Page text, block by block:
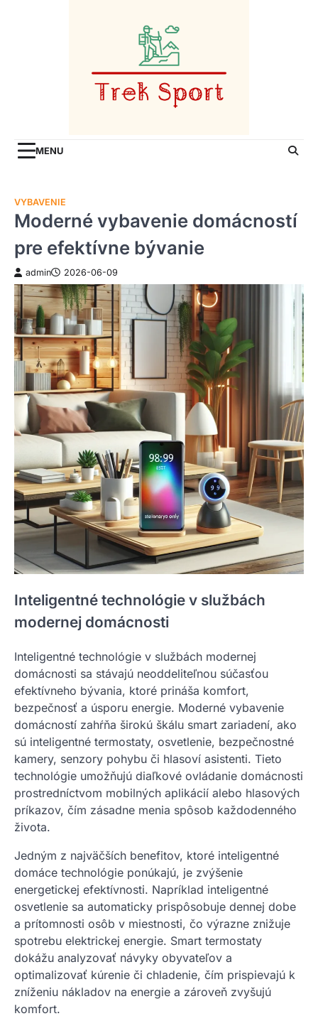
MENU
VYBAVENIE
Moderné vybavenie domácností
pre efektívne bývanie
admin 2026-06-09
Inteligentné technológie v službách
modernej domácnosti
Inteligentné technológie v službách modernej
domácnosti sa stávajú neoddeliteľnou súčasťou
efektívneho bývania, ktoré prináša komfort,
bezpečnosť a úsporu energie. Moderné vybavenie
domácností zahŕňa širokú škálu smart zariadení, ako
sú inteligentné termostaty, osvetlenie, bezpečnostné
kamery, senzory pohybu či hlasoví asistenti. Tieto
technológie umožňujú diaľkové ovládanie domácnosti
prostredníctvom mobilných aplikácií alebo hlasových
príkazov, čím zásadne menia spôsob každodenného
života.
Jedným z najväčších benefitov, ktoré inteligentné
domáce technológie ponúkajú, je zvýšenie
energetickej efektívnosti. Napríklad inteligentné
osvetlenie sa automaticky prispôsobuje dennej dobe
a prítomnosti osôb v miestnosti, čo výrazne znižuje
spotrebu elektrickej energie. Smart termostaty
dokážu analyzovať návyky obyvateľov a
optimalizovať kúrenie či chladenie, čím prispievajú k
zníženiu nákladov na energie a zároveň zvyšujú
komfort.